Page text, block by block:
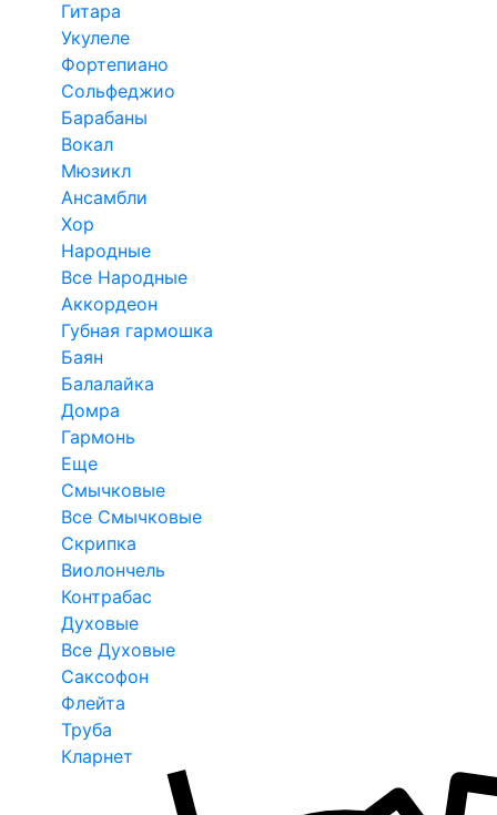
Гитара
Укулеле
Фортепиано
Сольфеджио
Барабаны
Вокал
Мюзикл
Ансамбли
Хор
Народные
Все Народные
Аккордеон
Губная гармошка
Баян
Балалайка
Домра
Гармонь
Еще
Смычковые
Все Смычковые
Скрипка
Виолончель
Контрабас
Духовые
Все Духовые
Саксофон
Флейта
Труба
Кларнет